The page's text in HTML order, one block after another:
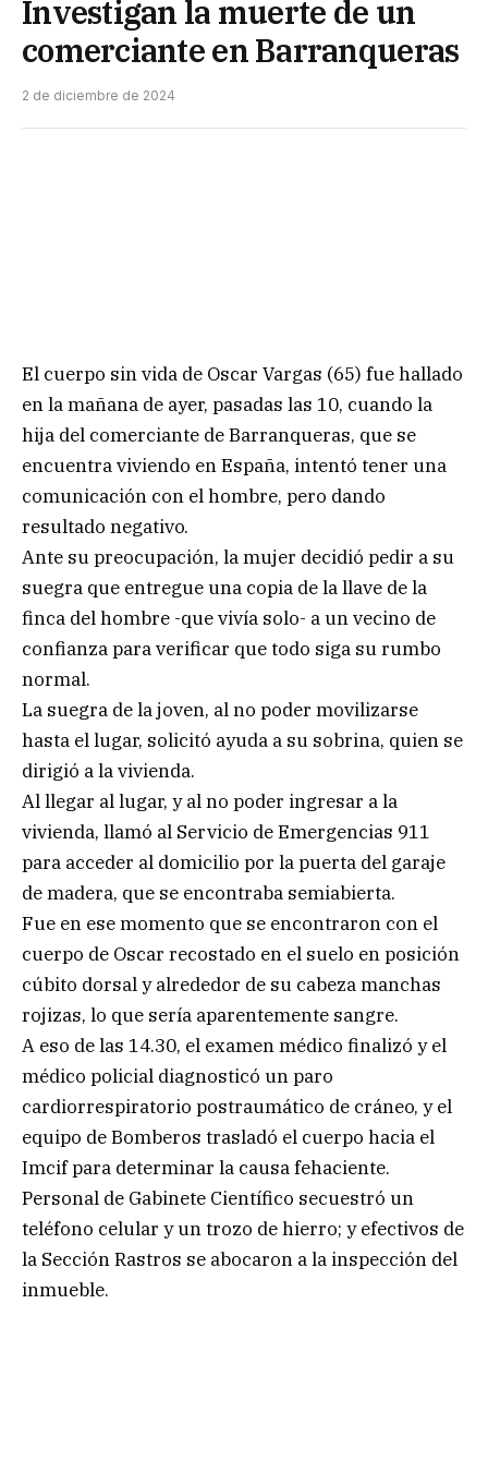
Investigan la muerte de un
comerciante en Barranqueras
2 de diciembre de 2024
El cuerpo sin vida de Oscar Vargas (65) fue hallado
en la mañana de ayer, pasadas las 10, cuando la
hija del comerciante de Barranqueras, que se
encuentra viviendo en España, intentó tener una
comunicación con el hombre, pero dando
resultado negativo.
Ante su preocupación, la mujer decidió pedir a su
suegra que entregue una copia de la llave de la
finca del hombre -que vivía solo- a un vecino de
confianza para verificar que todo siga su rumbo
normal.
La suegra de la joven, al no poder movilizarse
hasta el lugar, solicitó ayuda a su sobrina, quien se
dirigió a la vivienda.
Al llegar al lugar, y al no poder ingresar a la
vivienda, llamó al Servicio de Emergencias 911
para acceder al domicilio por la puerta del garaje
de madera, que se encontraba semiabierta.
Fue en ese momento que se encontraron con el
cuerpo de Oscar recostado en el suelo en posición
cúbito dorsal y alrededor de su cabeza manchas
rojizas, lo que sería aparentemente sangre.
A eso de las 14.30, el examen médico finalizó y el
médico policial diagnosticó un paro
cardiorrespiratorio postraumático de cráneo, y el
equipo de Bomberos trasladó el cuerpo hacia el
Imcif para determinar la causa fehaciente.
Personal de Gabinete Científico secuestró un
teléfono celular y un trozo de hierro; y efectivos de
la Sección Rastros se abocaron a la inspección del
inmueble.